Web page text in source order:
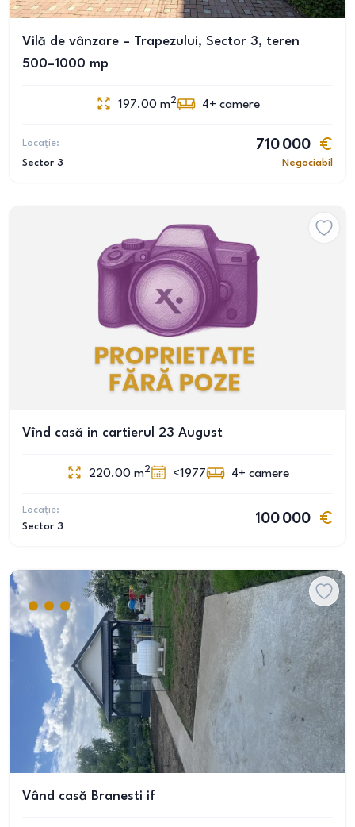
Vilă de vânzare – Trapezului, Sector 3, teren
500–1000 mp
197.00 m2 4+ camere
Locație:
Sector 3
710 000
Negociabil
Vînd casă in cartierul 23 August
220.00 m2 <1977 4+ camere
Locație:
Sector 3
100 000
Vând casă Branesti if